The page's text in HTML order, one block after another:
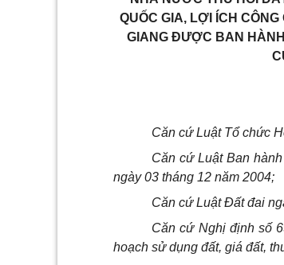
QUỐC GIA, LỢI ÍCH
GIANG ĐƯỢC BAN
Căn cứ Luật Tổ chức
Căn cứ Luật Ban
ngày 03 tháng 12 năm 2004;
Căn cứ Luật Đất đai
Căn cứ Nghị định số
hoạch sử dụng đất, giá đất,